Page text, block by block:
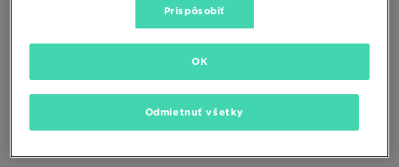
Zmeňte kritériá vyhľadávania alebo
odstráňte vybrané filtre
Prispôsobiť
Odmietnuť všetky
OK